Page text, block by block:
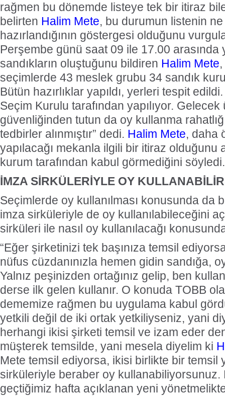
rağmen bu dönemde listeye tek bir itiraz bile
belirten Halim Mete, bu durumun listenin
hazırlandığının göstergesi olduğunu
Perşembe günü saat 09 ile 17.00 arasında
sandıkların oluştuğunu bildiren Halim Mete
seçimlerde 43 meslek grubu 34 sandık
Bütün hazırlıklar yapıldı, yerleri tespit
Seçim Kurulu tarafından yapılıyor.
güvenliğinden tutun da oy kullanma
tedbirler alınmıştır” dedi. Halim Mete, daha
yapılacağı mekanla ilgili bir itiraz olduğunu
kurum tarafından kabul görmediğini söyledi.
İMZA SİRKÜLERİYLE OY
Seçimlerde oy kullanılması konusunda da
imza sirküleriyle de oy kullanılabileceğini
sirküleri ile nasıl oy kullanılacağı
“Eğer şirketinizi tek başınıza temsil
nüfus cüzdanınızla hemen gidin sandığa,
Yalnız peşinizden ortağınız gelip, ben
derse ilk gelen kullanır. O konuda TOBB
dememize rağmen bu uygulama kabul
yetkili değil de iki ortak yetkiliyseniz, yani
herhangi ikisi şirketi temsil ve izam eder
müşterek temsilde, yani mesela diyelim ki
Mete temsil ediyorsa, ikisi birlikte bir temsil
sirküleriyle beraber oy kullanabiliyorsunuz.
geçtiğimiz hafta açıklanan yeni